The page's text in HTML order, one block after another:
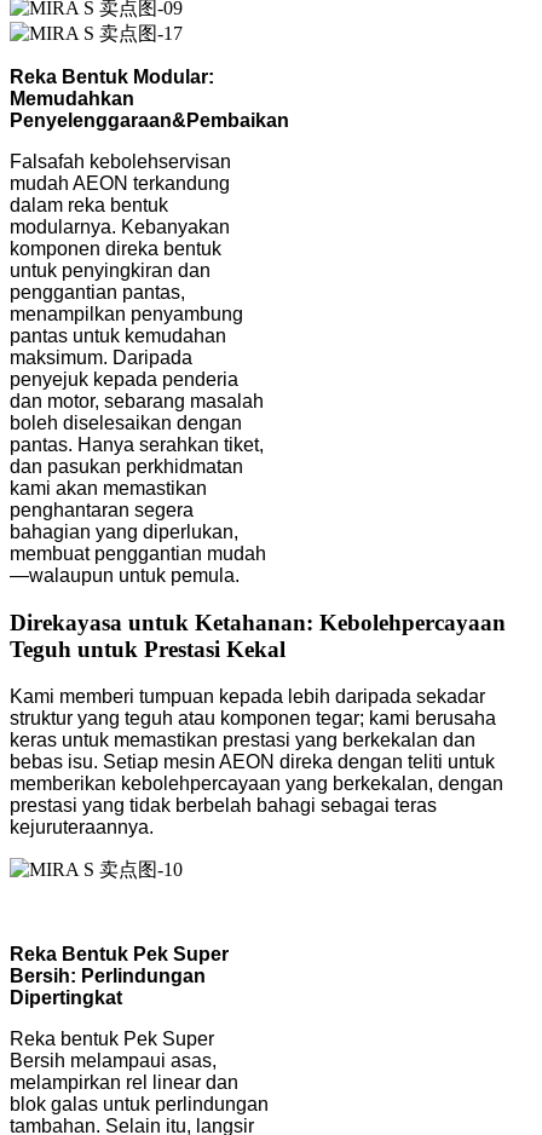
Reka Bentuk Modular:
Memudahkan
Penyelenggaraan& Pembaikan
Falsafah kebolehservisan
mudah AEON terkandung
dalam reka bentuk
modularnya. Kebanyakan
komponen direka bentuk
untuk penyingkiran dan
penggantian pantas,
menampilkan penyambung
pantas untuk kemudahan
maksimum. Daripada
penyejuk kepada penderia
dan motor, sebarang masalah
boleh diselesaikan dengan
pantas. Hanya serahkan tiket,
dan pasukan perkhidmatan
kami akan memastikan
penghantaran segera
bahagian yang diperlukan,
membuat penggantian mudah
—walaupun untuk pemula.
Direkayasa untuk Ketahanan: Kebolehpercayaan
Teguh untuk Prestasi Kekal
Kami memberi tumpuan kepada lebih daripada sekadar
struktur yang teguh atau komponen tegar; kami berusaha
keras untuk memastikan prestasi yang berkekalan dan
bebas isu. Setiap mesin AEON direka dengan teliti untuk
memberikan kebolehpercayaan yang berkekalan, dengan
prestasi yang tidak berbelah bahagi sebagai teras
kejuruteraannya.
Reka Bentuk Pek Super
Bersih: Perlindungan
Dipertingkat
Reka bentuk Pek Super
Bersih melampaui asas,
melampirkan rel linear dan
blok galas untuk perlindungan
tambahan. Selain itu, langsir